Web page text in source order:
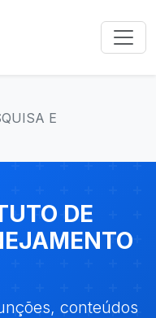
E
DE
conteúdos